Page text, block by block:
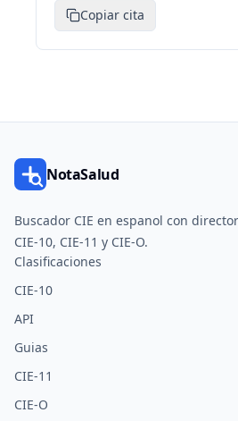
Copiar cita
NotaSalud
Buscador CIE en espanol con
CIE-10, CIE-11 y CIE-O.
Clasificaciones
CIE-10
API
Guias
CIE-11
CIE-O